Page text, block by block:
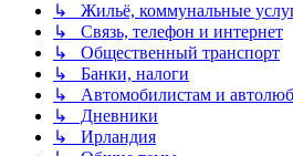
↳ Жильё, коммунальные
↳ Связь, телефон и интернет
↳ Общественный транспорт
↳ Банки, налоги
↳ Автомобилистам и
↳ Дневники
↳ Ирландия